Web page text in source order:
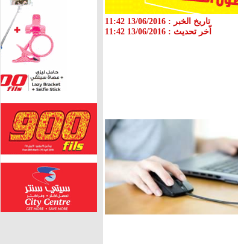
تاريخ الخبر : 13/06/2016 11:42
اّخر تحديث : 13/06/2016 11:42